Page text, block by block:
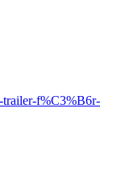
trailer-f%C3%B6r-